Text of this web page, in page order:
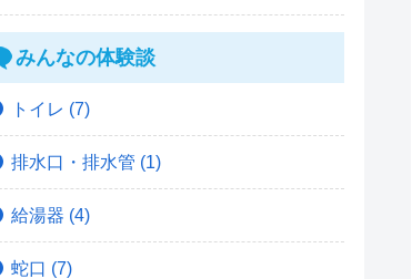
みんなの体験談
トイレ (7)
排水口・排水管 (1)
給湯器 (4)
蛇口 (7)